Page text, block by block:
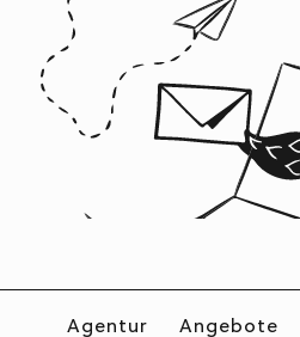
Agentur Angebote